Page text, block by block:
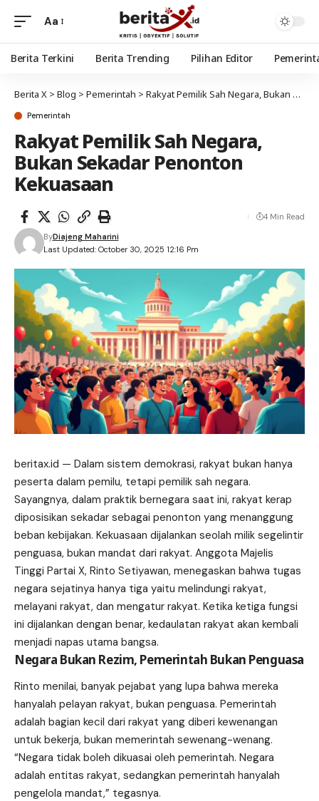
Aa
Berita Terkini Berita Trending Pilihan Editor
Berita X > Blog > Pemerintah > Rakyat Pemilik Sah Negara, Bukan Sekadar Penonton Kekuasaan
Pemerintah
Rakyat Pemilik Sah Negara,
Bukan Sekadar Penonton
Kekuasaan
Last Updated: October 30, 2025 12:16 Pm
ByDiajeng Maharini
4 Min Read
beritax.id — Dalam sistem demokrasi, rakyat bukan hanya
peserta dalam pemilu, tetapi pemilik sah negara.
Sayangnya, dalam praktik bernegara saat ini, rakyat kerap
diposisikan sekadar sebagai penonton yang menanggung
beban kebijakan. Kekuasaan dijalankan seolah milik segelintir
penguasa, bukan mandat dari rakyat. Anggota Majelis
Tinggi Partai X, Rinto Setiyawan, menegaskan bahwa tugas
negara sejatinya hanya tiga yaitu melindungi rakyat,
melayani rakyat, dan mengatur rakyat. Ketika ketiga fungsi
ini dijalankan dengan benar, kedaulatan rakyat akan kembali
menjadi napas utama bangsa.
Negara Bukan Rezim, Pemerintah Bukan Penguasa
Rinto menilai, banyak pejabat yang lupa bahwa mereka
hanyalah pelayan rakyat, bukan penguasa. Pemerintah
adalah bagian kecil dari rakyat yang diberi kewenangan
untuk bekerja, bukan memerintah sewenang-wenang.
“Negara tidak boleh dikuasai oleh pemerintah. Negara
adalah entitas rakyat, sedangkan pemerintah hanyalah
pengelola mandat,” tegasnya.